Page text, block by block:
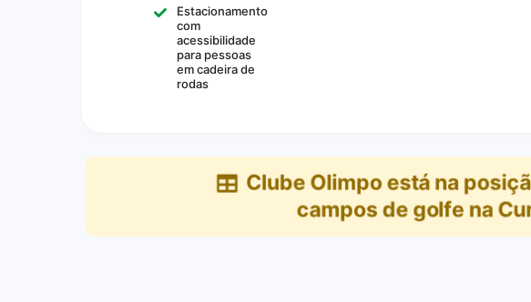
Estacionamento
com
acessibilidade
para pessoas
em cadeira de
rodas
Clube Olimpo está na
campos de golfe na